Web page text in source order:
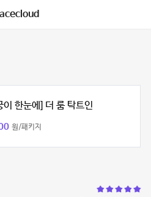
이 한눈에] 더 룸 탁트인
원/패키지